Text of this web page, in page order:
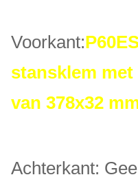
Voorkant:
stansklem
van 378x32
Achterkant: